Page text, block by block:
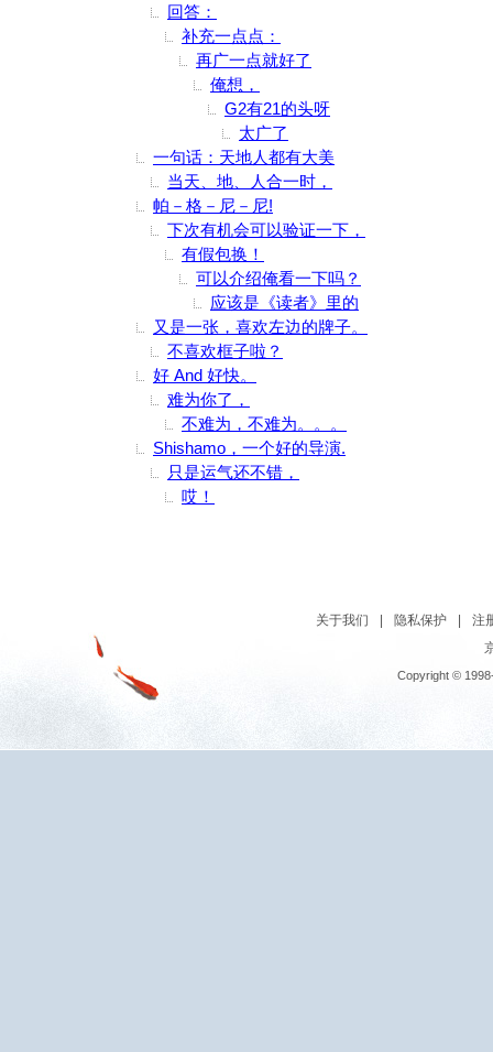
回答：
补充一点点：
再广一点就好了
俺想，
G2有21的头呀
太广了
一句话：天地人都有大美
当天、地、人合一时，
帕－格－尼－尼!
下次有机会可以验证一下，
有假包换！
可以介绍俺看一下吗？
应该是《读者》里的
又是一张，喜欢左边的牌子。
不喜欢框子啦？
好 And 好快。
难为你了，
不难为，不难为。。。
Shishamo，一个好的导演.
只是运气还不错，
哎！
关于我们 隐私保护
注
Copyright ©